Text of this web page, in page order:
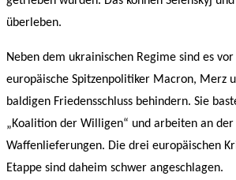
überleben.
Neben dem ukrainischen Regime sind es
europäische Spitzenpolitiker Macron, Merz
baldigen Friedensschluss behindern. Sie
„Koalition der Willigen“ und arbeiten an
Waffenlieferungen. Die drei europäischen
Etappe sind daheim schwer angeschlagen.